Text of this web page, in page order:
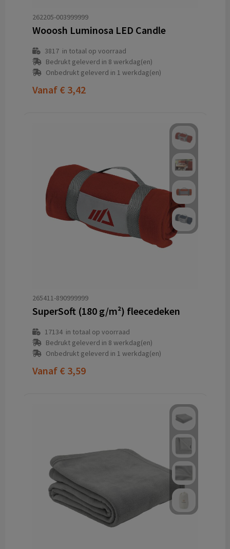
262205-003999999
Wooosh Luminosa LED Candle
3817in totaal op voorraad
Bedrukt geleverd in 8 werkdag(en)
Onbedrukt geleverd in 1 werkdag(en)
Vanaf € 3,42
265411-890999999
SuperSoft (180 g/m²) fleecedeken
17134in totaal op voorraad
Bedrukt geleverd in 8 werkdag(en)
Onbedrukt geleverd in 1 werkdag(en)
Vanaf € 3,59